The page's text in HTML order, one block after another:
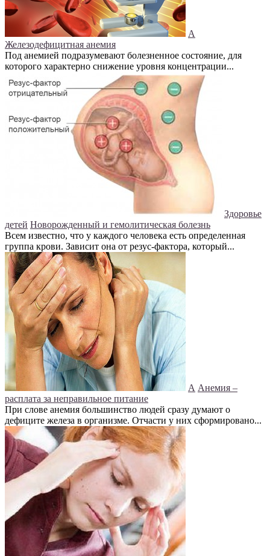
А
Железодефицитная анемия
Под анемией подразумевают болезненное состояние, для
которого характерно снижение уровня концентрации...
Здоровье
детей Новорожденный и гемолитическая болезнь
Всем известно, что у каждого человека есть определенная
группа крови. Зависит она от резус-фактора, который...
А Анемия –
расплата за неправильное питание
При слове анемия большинство людей сразу думают о
дефиците железа в организме. Отчасти у них сформировано...